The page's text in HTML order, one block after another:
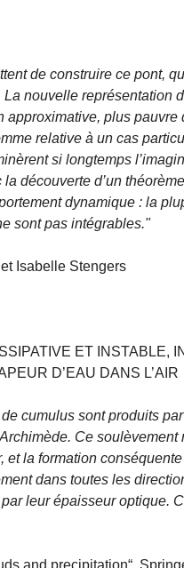
de construire ce pont,
nouvelle représentation
approximative, plus
relative à un cas
si longtemps
découverte d’un
dynamique : la
sont pas intégrables."
Isabelle Stengers
ET INSTABLE,
D’EAU DANS L’AIR
cumulus sont produits
Ce
la formation
dans toutes les
leur épaisseur optique.